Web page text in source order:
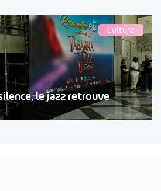
Culture
le jazz retrouve